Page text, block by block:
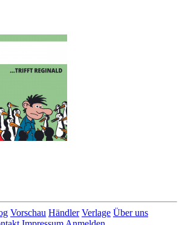
Vorschau Händler Verlage Über uns